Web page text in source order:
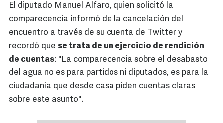
El diputado Manuel Alfaro, quien solicitó la
comparecencia informó de la cancelación del
encuentro a través de su cuenta de Twitter y
recordó que se trata de un ejercicio de rendición
de cuentas: "La comparecencia sobre el desabasto
del agua no es para partidos ni diputados, es para la
ciudadanía que desde casa piden cuentas claras
sobre este asunto".